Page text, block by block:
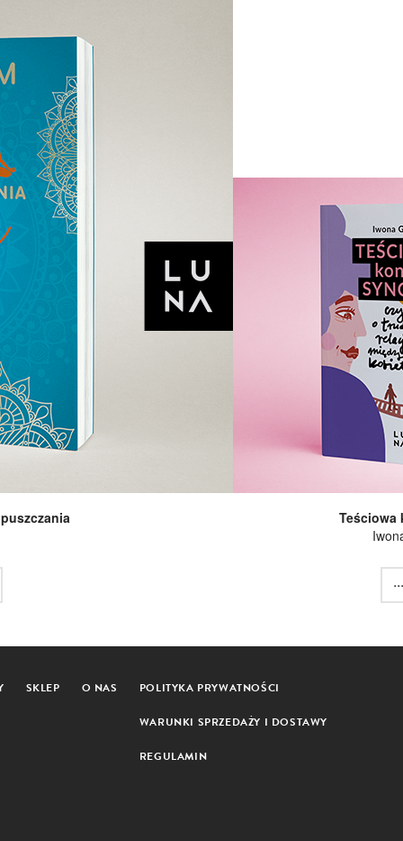
Teściowa
...
SKLEP O NAS POLITYKA PRYWATNOŚCI
WARUNKI SPRZEDAŻY I DOSTAWY
REGULAMIN